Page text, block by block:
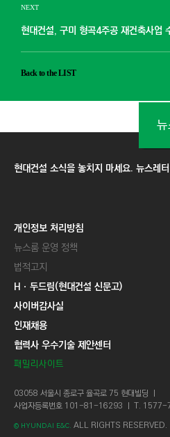
NEXT
현대건설, 구미 형곡4주공 재건축사업
Back to the LIST
현대건설 소식을 놓치지 마세요. 뉴스레
개인정보 처리방침
뉴스룸 운영 정책
법적고지
Hㆍ두드림(현대건설 신문고)
사이버감사실
인재채용
협력사 우수기술 제안센터
패밀리사이트
03058 서울시 종로구 율곡로 75 현대빌딩 ㅣ
사업자등록번호 101-81-16293 ㅣ T.
© HYUNDAI E&C. ALL RIGHTS RESERVED.